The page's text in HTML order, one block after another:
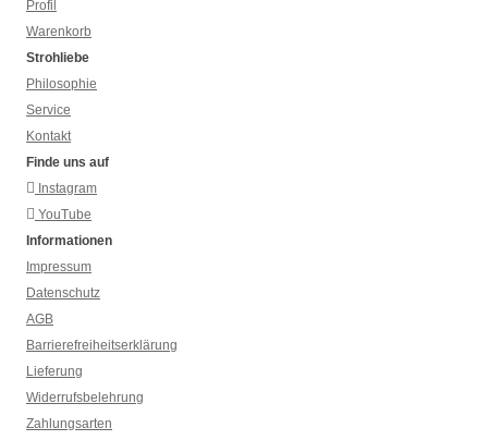
Profil
Warenkorb
Strohliebe
Philosophie
Service
Kontakt
Finde uns auf
Instagram
YouTube
Informationen
Impressum
Datenschutz
AGB
Barrierefreiheitserklärung
Lieferung
Widerrufsbelehrung
Zahlungsarten